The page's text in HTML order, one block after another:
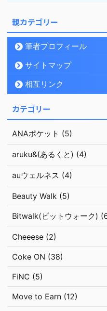
親カテゴリー
筆者プロフィール
サイトマップ
相互リンク
カテゴリー
ANAポケット (5)
aruku&(あるくと) (4)
auウェルネス (4)
Beauty Walk (5)
Bitwalk(ビットウォーク)
Cheeese (2)
Coke ON (38)
FiNC (5)
Move to Earn (12)